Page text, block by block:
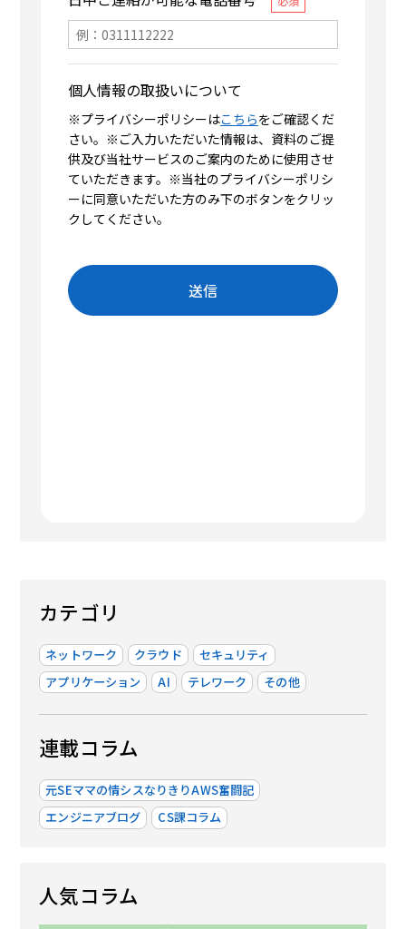
カテゴリ
ネットワーク クラウド
セキュリティ
アプリケーション
AI テレワーク その他
連載コラム
元SEママの情シスなりきりAWS奮闘記
エンジニアブログ
CS課コラム
人気コラム